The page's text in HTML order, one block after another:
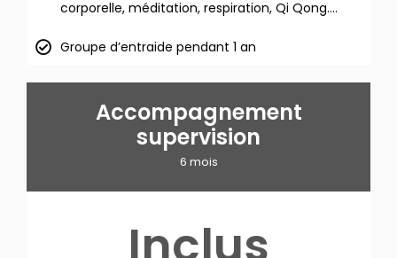
corporelle, méditation, respiration, Qi Qong….
Groupe d’entraide pendant 1 an
Accompagnement
supervision
6 mois